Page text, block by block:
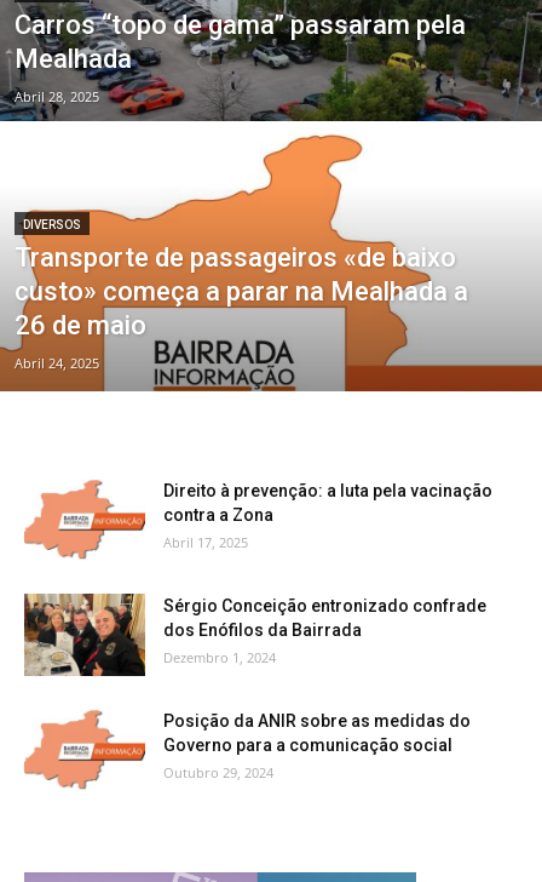
Carros “topo de gama” passaram pela
Mealhada
Abril 28, 2025
DIVERSOS
Transporte de passageiros «de baixo
custo» começa a parar na Mealhada a
26 de maio
Abril 24, 2025
Direito à prevenção: a luta pela vacinação
contra a Zona
Abril 17, 2025
Sérgio Conceição entronizado confrade
dos Enófilos da Bairrada
Dezembro 1, 2024
Posição da ANIR sobre as medidas do
Governo para a comunicação social
Outubro 29, 2024